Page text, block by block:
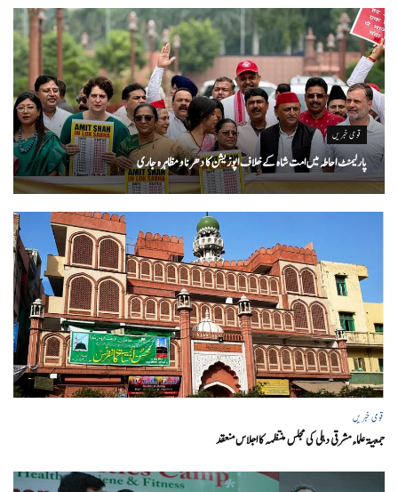
قومی خبریں
پارلیمنٹ احاطہ میں امت شاہ کے خلاف اپوزیشن کا دھرنا و مظاہرہ جاری
قومی خبریں
جمعیۃ علماء مشرقی دہلی کی مجلس منتظمہ کا اجلاس منعقد